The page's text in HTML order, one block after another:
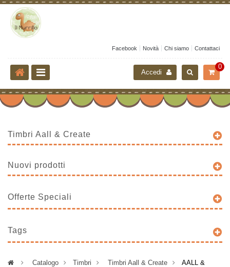
Facebook Novità Chi siamo Contattaci
0
Accedi
Timbri Aall & Create
Nuovi prodotti
Offerte Speciali
Tags
> Catalogo > Timbri > Timbri Aall & Create >
AALL &